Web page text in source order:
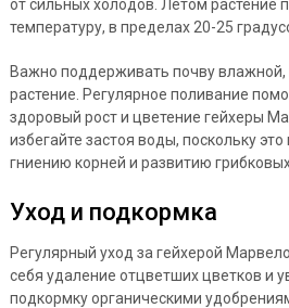
от сильных холодов. Летом растение
температуру, в пределах 20-25
Важно поддерживать почву влажной,
растение. Регулярное поливание
здоровый рост и цветение гейхеры
избегайте застоя воды, поскольку
гниению корней и развитию
Уход и подкормка
Регулярный уход за гейхерой
себя удаление отцветших цветков и
подкормку органическими